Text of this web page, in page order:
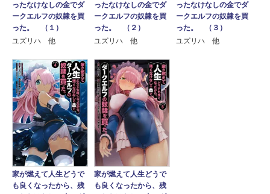
ったなけなしの金でダ
ークエルフの奴隷を買
った。 （１）
ユズリハ 他
ったなけなしの金でダ
ークエルフの奴隷を買
った。 （２）
ユズリハ 他
ったなけなしの金でダ
ークエルフの奴隷を買
った。 （３）
ユズリハ 他
家が燃えて人生どうで
も良くなったから、残
家が燃えて人生どうで
も良くなったから、残